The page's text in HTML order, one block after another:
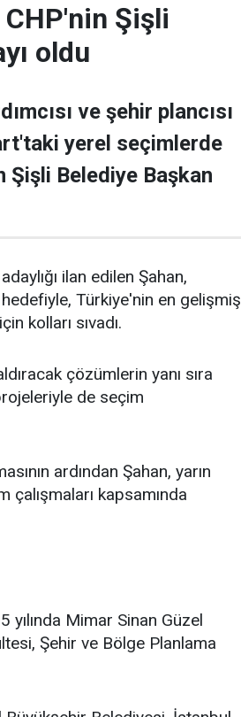
Şişli
oldu
ve şehir plancısı
yerel seçimlerde
Belediye Başkan
ilan edilen Şahan,
Türkiye'nin en gelişmiş
kolları sıvadı.
çözümlerin yanı sıra
de seçim
ardından Şahan, yarın
kapsamında
yılında Mimar Sinan Güzel
Şehir ve Bölge Planlama